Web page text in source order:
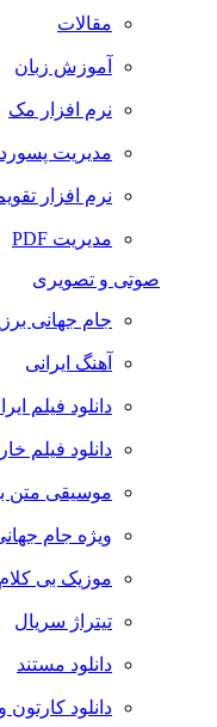
مقالات
آموزش زبان
نرم افزار مک
مدیریت پسورد
نرم افزار
مدیریت PDF
صوتی و تصویری
جام جهانی برزیل
آهنگ ایرانی
دانلود فیلم
دانلود فیلم
موسیقی متن
ویژه جام جهانی 2018
موزیک بی کلام
تیتراژ سریال
دانلود مستند
دانلود کارتون